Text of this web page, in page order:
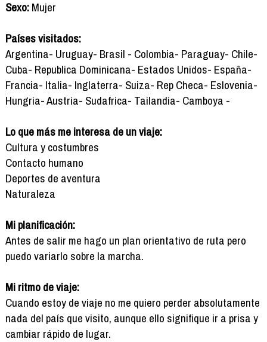
Sexo:Mujer
Países visitados:
Argentina- Uruguay- Brasil - Colombia- Paraguay- Chile-
Cuba- Republica Dominicana- Estados Unidos- España-
Francia- Italia- Inglaterra- Suiza- Rep Checa- Eslovenia-
Hungria- Austria- Sudafrica- Tailandia- Camboya -
Lo que más me interesa de un viaje:
Cultura y costumbres
Contacto humano
Deportes de aventura
Naturaleza
Mi planificación:
Antes de salir me hago un plan orientativo de ruta pero
puedo variarlo sobre la marcha.
Mi ritmo de viaje:
Cuando estoy de viaje no me quiero perder absolutamente
nada del país que visito, aunque ello signifique ir a prisa y
cambiar rápido de lugar.